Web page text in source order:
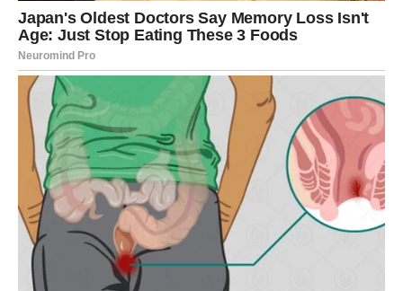
ste ćutali jer ste se bojali da budete ostavljeni.
Za neke Vage ovaj susret može značiti ulazak u novu
ljubavnu priču koja počinje kao razgovor, kao prijateljstvo
ili kao lagana privlačnost, ali se brzo pretvara u nešto
ozbiljnije, dok za druge može biti “okidač” koji će vas
naterati da konačno donesete odluku u postojećem
odnosu, jer će vam postati jasno šta vam zaista
nedostaje. Sudbina vas ne testira bez razloga – ona vas
vraća vašim pravim željama i pokazuje vam da ljubav ne
treba da bude stalno balansiranje, već mesto gde dišete
punim plućima.